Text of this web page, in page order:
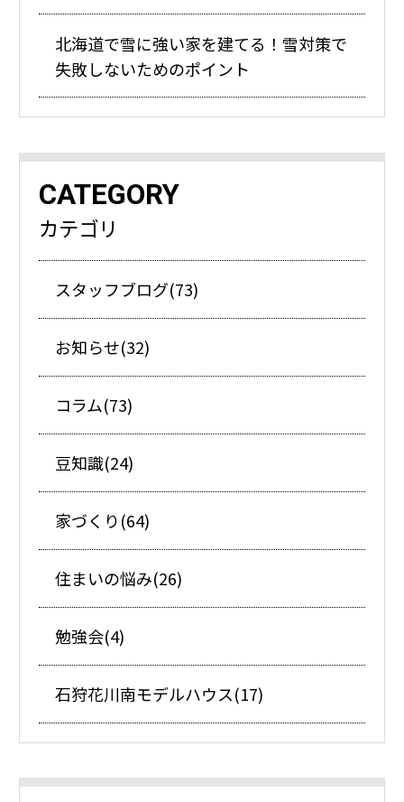
北海道で雪に強い家を建てる！雪対策で
失敗しないためのポイント
CATEGORY
カテゴリ
スタッフブログ(73)
お知らせ(32)
コラム(73)
豆知識(24)
家づくり(64)
住まいの悩み(26)
勉強会(4)
石狩花川南モデルハウス(17)